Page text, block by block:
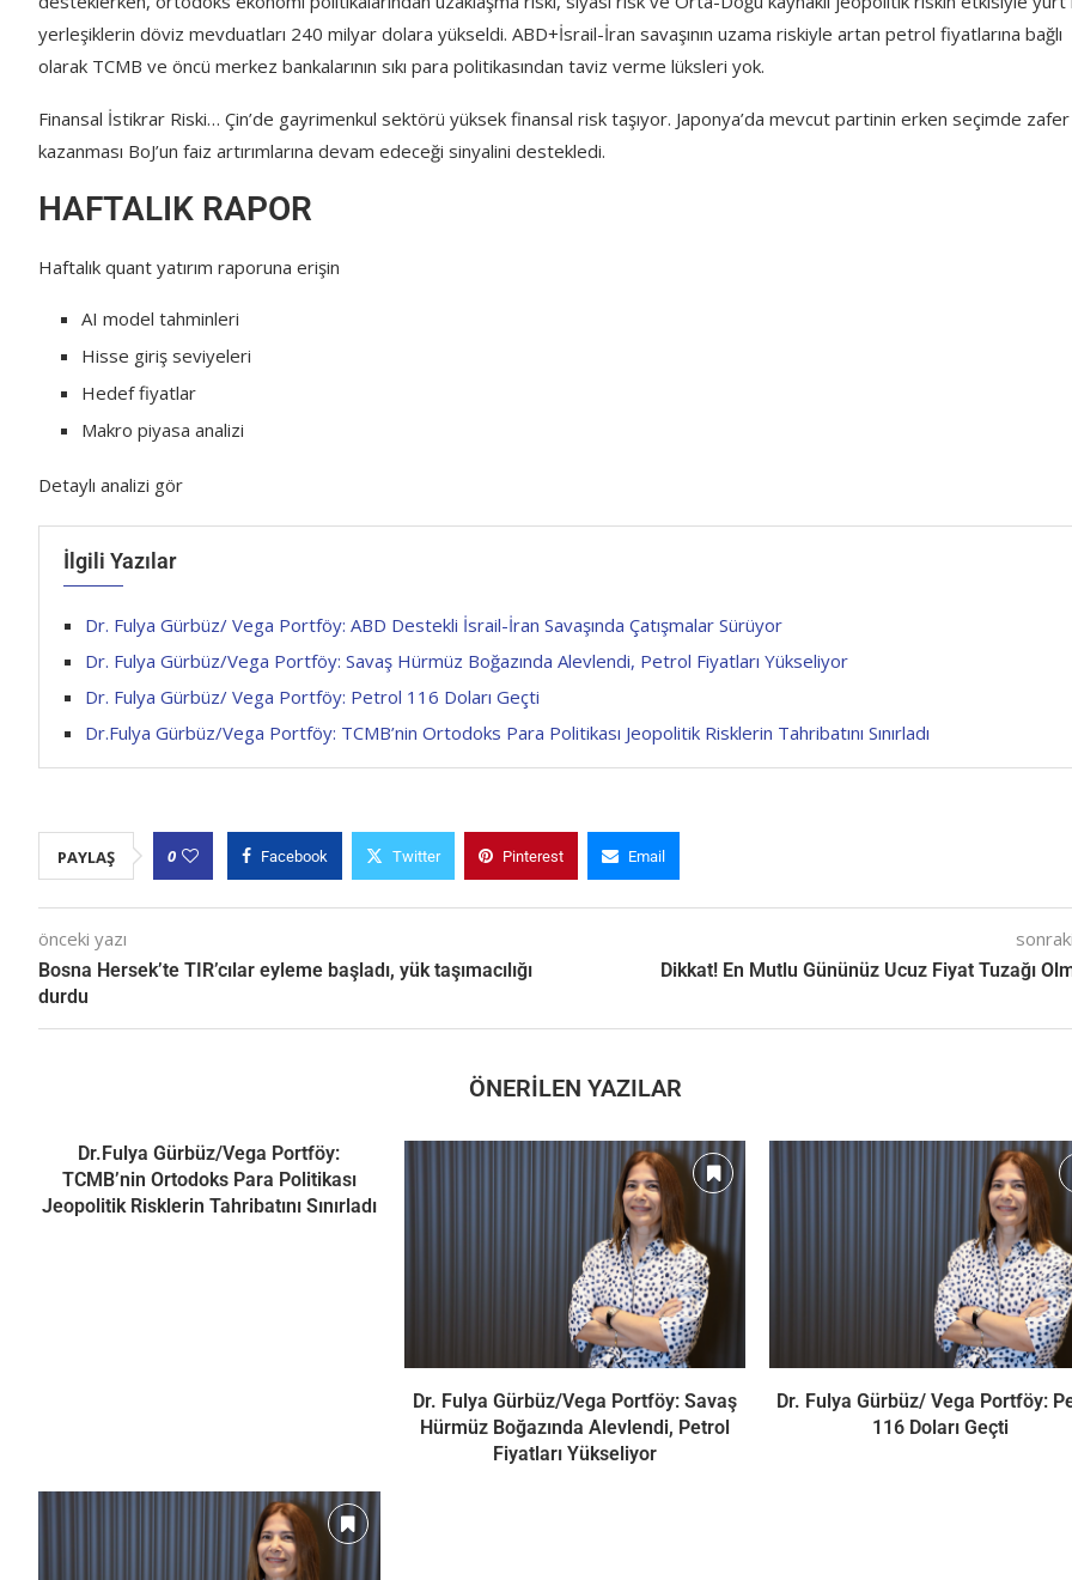
yerleşiklerin döviz mevduatları 240 milyar dolara yükseldi. ABD+İsrail-İran savaşının uzama riskiyle artan petrol fiyatlarına bağlı
olarak TCMB ve öncü merkez bankalarının sıkı para politikasından taviz verme lüksleri yok.
Finansal İstikrar Riski… Çin’de gayrimenkul sektörü yüksek finansal risk taşıyor. Japonya’da mevcut partinin erken seçimde zafer
kazanması BoJ’un faiz artırımlarına devam edeceği sinyalini destekledi.
HAFTALIK RAPOR
Haftalık quant yatırım raporuna erişin
AI model tahminleri
Hisse giriş seviyeleri
Hedef fiyatlar
Makro piyasa analizi
Detaylı analizi gör
İlgili Yazılar
Dr. Fulya Gürbüz/ Vega Portföy: ABD Destekli İsrail-İran Savaşında Çatışmalar Sürüyor
Dr. Fulya Gürbüz/Vega Portföy: Savaş Hürmüz Boğazında Alevlendi, Petrol Fiyatları Yükseliyor
Dr. Fulya Gürbüz/ Vega Portföy: Petrol 116 Doları Geçti
Dr.Fulya Gürbüz/Vega Portföy: TCMB’nin Ortodoks Para Politikası Jeopolitik Risklerin Tahribatını Sınırladı
PAYLAŞ 0 Facebook Twitter Pinterest Email
önceki yazı
Bosna Hersek’te TIR’cılar eyleme başladı, yük taşımacılığı
durdu
Dikkat! En Mutlu Gününüz Ucuz Fiyat Tuzağı
ÖNERILEN YAZILAR
Dr.Fulya Gürbüz/Vega Portföy:
TCMB’nin Ortodoks Para Politikası
Jeopolitik Risklerin Tahribatını Sınırladı
Dr. Fulya Gürbüz/Vega Portföy: Savaş
Hürmüz Boğazında Alevlendi, Petrol
Fiyatları Yükseliyor
Dr. Fulya Gürbüz/ Vega Portföy:
116 Doları Geçti